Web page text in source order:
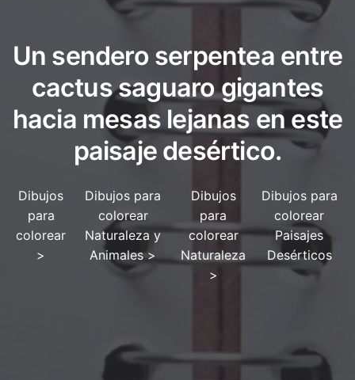
Un sendero serpentea entre
cactus saguaro gigantes
hacia mesas lejanas en este
paisaje desértico.
Dibujos
para
colorear
>
Dibujos para
colorear
Naturaleza y
Animales>
Dibujos
para
colorear
Naturaleza
>
Dibujos para
colorear
Paisajes
Desérticos